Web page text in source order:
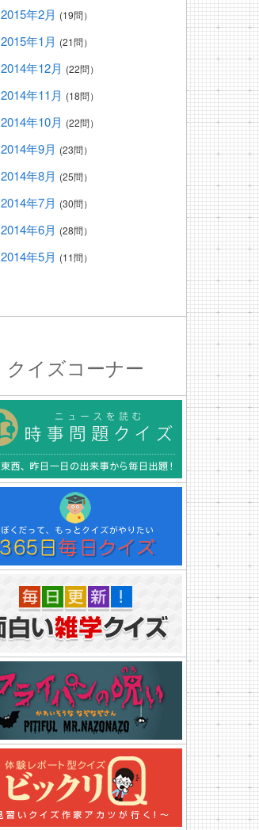
2015年2月 (19問）
2015年1月 (21問）
2014年12月 (22問）
2014年11月 (18問）
2014年10月 (22問）
2014年9月 (23問）
2014年8月 (25問）
2014年7月 (30問）
2014年6月 (28問）
2014年5月 (11問）
クイズコーナー